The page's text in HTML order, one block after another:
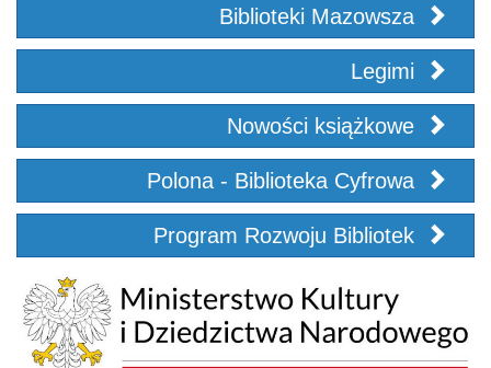
Biblioteki Mazowsza
Legimi
Nowości książkowe
Polona - Biblioteka Cyfrowa
Program Rozwoju Bibliotek